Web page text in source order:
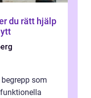
som